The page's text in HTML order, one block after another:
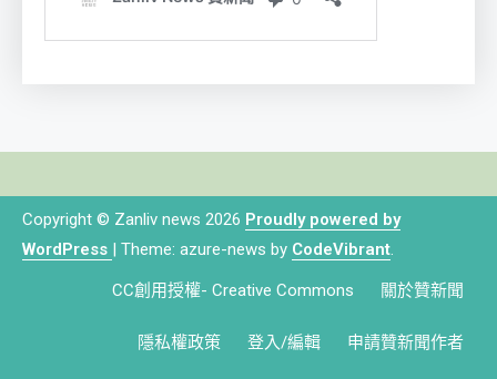
Copyright © Zanliv news 2026 Proudly powered by
WordPress
Theme: azure-news by CodeVibrant.
CC創用授權- Creative Commons 關於贊新聞
隱私權政策 登入/編輯 申請贊新聞作者